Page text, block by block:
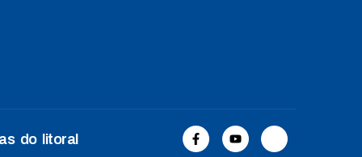
do litoral